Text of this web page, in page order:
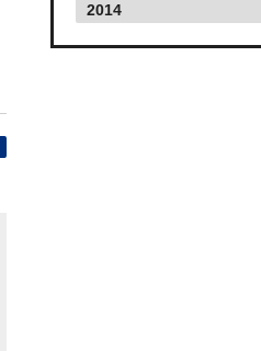
2014